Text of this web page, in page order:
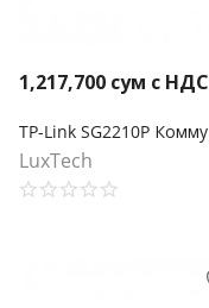
1,217,700 сум с НДС
LuxTech